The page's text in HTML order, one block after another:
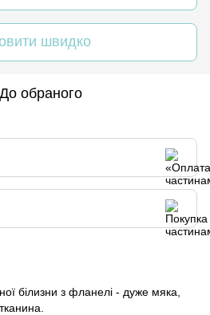
швидко
До обраного
білизни з фланелі - дуже мяка,